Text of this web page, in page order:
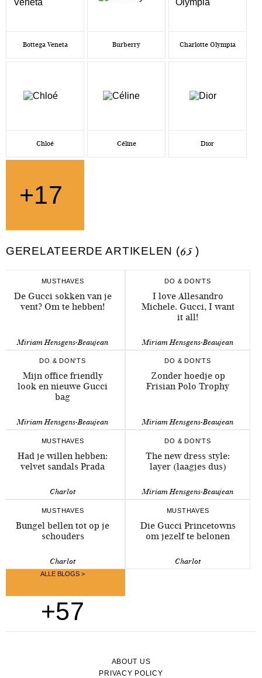
Bottega Veneta Burberry Charlotte Olympia
Chloé Céline Dior
+17
GERELATEERDE ARTIKELEN (65 )
MUSTHAVES
De Gucci sokken van je
vent? Om te hebben!
Miriam Hensgens-Beaujean
DO & DON'TS
I love Allesandro
Michele. Gucci, I want
it all!
Miriam Hensgens-Beaujean
DO & DON'TS
Mijn office friendly
look en nieuwe Gucci
bag
Miriam Hensgens-Beaujean
DO & DON'TS
Zonder hoedje op
Frisian Polo Trophy
Miriam Hensgens-Beaujean
MUSTHAVES
Had je willen hebben:
velvet sandals Prada
Charlot
DO & DON'TS
The new dress style:
layer (laagjes dus)
Miriam Hensgens-Beaujean
MUSTHAVES
Bungel bellen tot op je
schouders
Charlot
MUSTHAVES
Die Gucci Princetowns
om jezelf te belonen
Charlot
+57
ALLE BLOGS >
ABOUT US
PRIVACY POLICY